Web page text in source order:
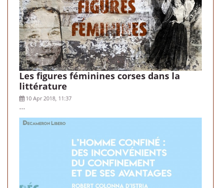
Les figures féminines corses dans la
littérature
10 Apr 2018, 11:37
...